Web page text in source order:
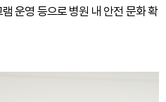
운영 등으로 병원 내 안전 문화 확